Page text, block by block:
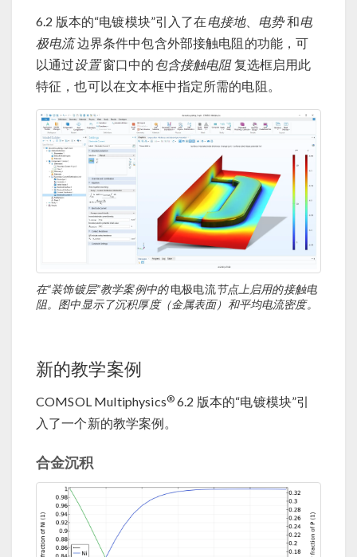
6.2 版本的“电镀模块”引入了在电接地、 电势和电
极电流边界条件中包含外部接触电阻的功能，可
以通过设置窗口中的包含接触电阻复选框启用此
特征，也可以在文本框中指定所需的电阻。
在“装饰镀层”教学案例中的电极电流节点上启用的接触电
阻。图中显示了沉积厚度（金属表面）和平均电流密度。
新的教学案例
COMSOL Multiphysics® 6.2 版本的“电镀模块”引
入了一个新的教学案例。
合金沉积